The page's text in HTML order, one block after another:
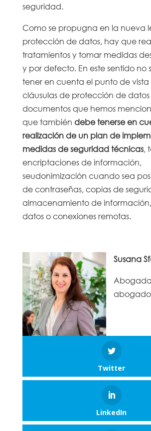
seguridad.
Como se propugna en la nueva
protección de datos, hay que
tratamientos y tomar medidas
y por defecto. En este sentido no
tener en cuenta el punto de
cláusulas de protección de datos
documentos que hemos
que también debe tenerse en
realización de un plan de
medidas de seguridad técnicas,
encriptaciones de información,
seudonimización cuando sea
de contraseñas, copias de
almacenamiento de
datos o conexiones remotas.
Susana
Twitter
LinkedIn